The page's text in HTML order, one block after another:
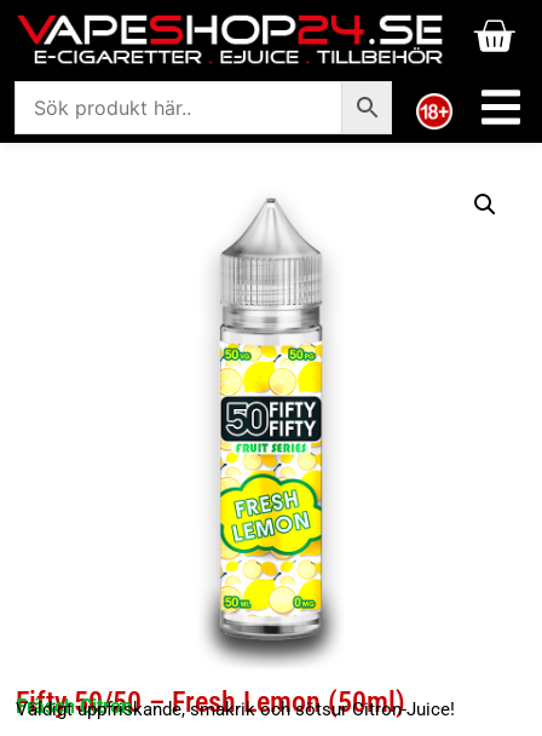
Fifty 50/50 – Fresh Lemon (50ml)
Fräsch Citron
Väldigt uppfriskande, smakrik och sötsur Citron-Juice!